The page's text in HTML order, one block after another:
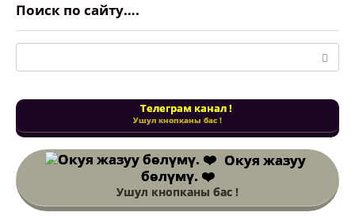
Поиск по сайту….
Поиск:
Телеграм канал !
Ушул кнопканы бас !
Окуя жазуу
бөлүмү. ❤️
Ушул кнопканы бас !